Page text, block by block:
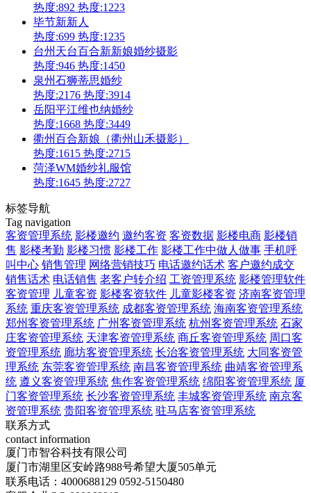
热度:892 热度:1223
毕节新新人
热度:699 热度:1235
台州天台百合新新娘婚纱摄影
热度:946 热度:1450
泉州石狮蒂思婚纱
热度:2176 热度:3914
岳阳平江维也纳婚纱
热度:1668 热度:3449
衢州百合新娘（衢州山禾摄影）
热度:1615 热度:2715
菏泽WM婚纱礼服馆
热度:1645 热度:2727
标签导航
Tag navigation
客资管理系统 影楼邀约 邀约客资 客资数据 影楼电商 影楼销
售 影楼考勤 影楼习惯 影楼工作 影楼工作中做人做事 手机呼
叫中心 销售管理 网络营销技巧 电话邀约话术 客户邀约成交
销售话术 电话销售 老客户转介绍 工资管理系统 影楼管理软件
客资管理 儿童客资 影楼客资软件 儿童影楼客资 济南客资管理
系统 重庆客资管理系统 成都客资管理系统 海南客资管理系统
郑州客资管理系统 广州客资管理系统 杭州客资管理系统 石家
庄客资管理系统 天津客资管理系统 商丘客资管理系统 周口客
资管理系统 廊坊客资管理系统 长治客资管理系统 大同客资管
理系统 东莞客资管理系统 南昌客资管理系统 曲靖客资管理系
统 遵义客资管理系统 焦作客资管理系统 绵阳客资管理系统 厦
门客资管理系统 长沙客资管理系统 丰城客资管理系统 南京客
资管理系统 贵阳客资管理系统 驻马店客资管理系统
联系方式
contact information
厦门市智谷科技有限公司
厦门市湖里区安岭路988号希望大厦505单元
联系电话：4000688129 0592-5150480